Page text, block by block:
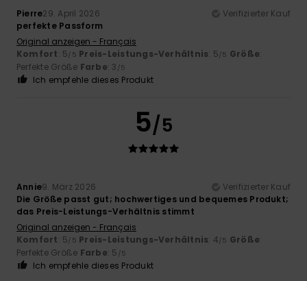
Pierre29. April 2026
Verifizierter Kauf
perfekte Passform
Original anzeigen - Français
Komfort: 5/5 Preis-Leistungs-Verhältnis: 5/5 Größe:
Perfekte Größe Farbe: 3 /5
Ich empfehle dieses Produkt
5/5
Annie9. März 2026
Verifizierter Kauf
Die Größe passt gut; hochwertiges und bequemes Produkt;
das Preis-Leistungs-Verhältnis stimmt
Original anzeigen - Français
Komfort: 5/5 Preis-Leistungs-Verhältnis: 4/5 Größe:
Perfekte Größe Farbe: 5 /5
Ich empfehle dieses Produkt